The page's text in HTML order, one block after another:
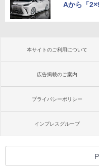
Aから「
本サイトのご利用について
広告掲載のご案内
プライバシーポリシー
インプレスグループ